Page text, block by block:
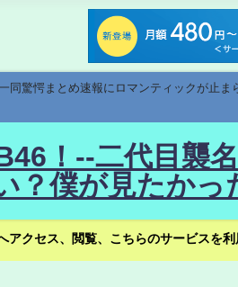
同驚愕まとめ速報にロマンティックが止
！--二代目襲
？僕が見たかっ
アクセス、閲覧、こちらのサービスを